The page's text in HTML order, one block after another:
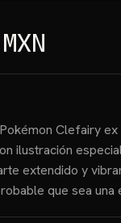
Clefairy
ilustración
extendido y
que sea una